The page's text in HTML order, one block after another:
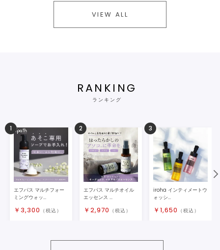
VIEW ALL
RANKING
ランキング
1
エフパス マルチフォー
ミングウォッ...
￥ 3,300 （税込）
2
エフパス マルチオイル
エッセンス ...
￥ 2,970 （税込）
3
iroha インティメートウ
ォッシ...
￥ 1,650 （税込）